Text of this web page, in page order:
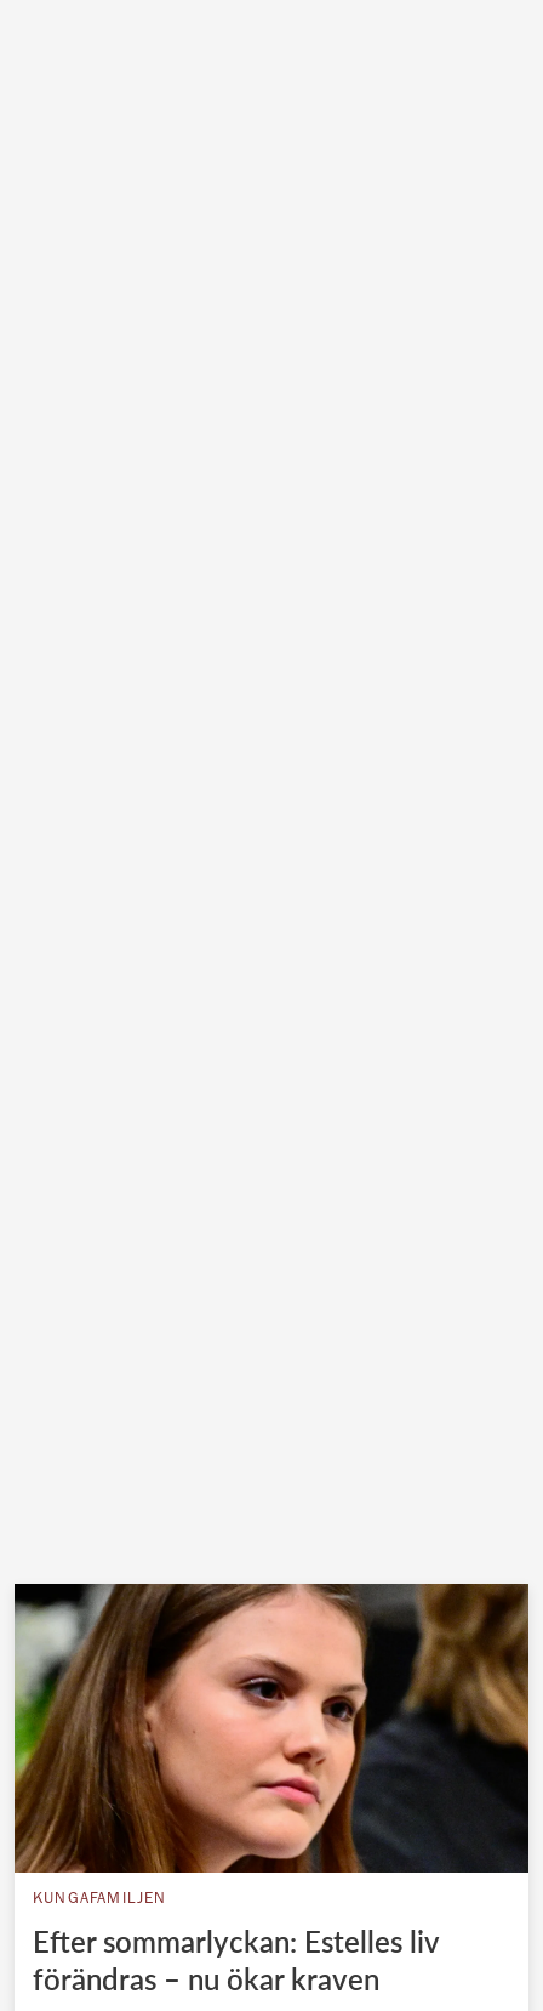
KUNGAFAMILJEN
Efter sommarlyckan: Estelles liv
förändras – nu ökar kraven